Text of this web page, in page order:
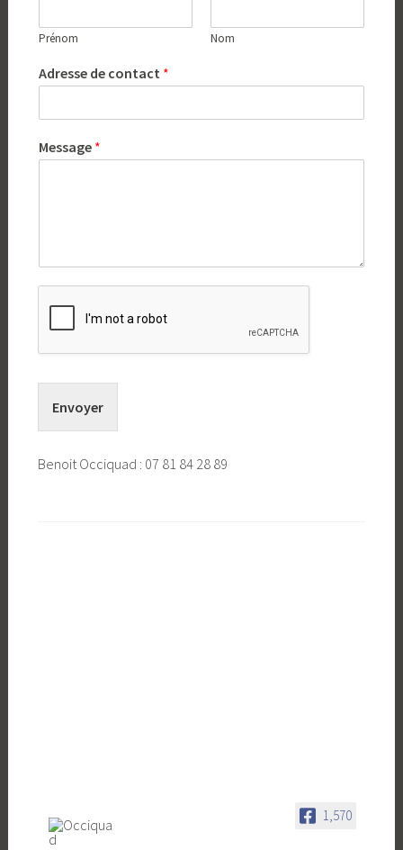
Prénom Nom
Adresse de contact *
Message *
Envoyer
Benoit Occiquad : 07 81 84 28 89
1,570